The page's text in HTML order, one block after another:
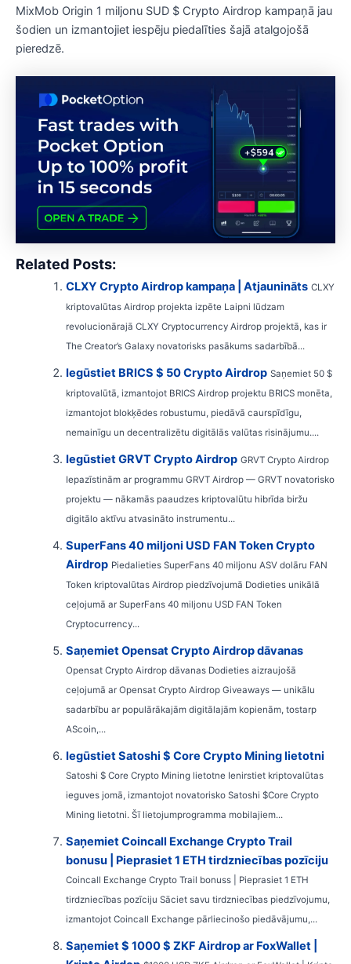
MixMob Origin 1 miljonu SUD $ Crypto Airdrop kampaņā jau
šodien un izmantojiet iespēju piedalīties šajā atalgojošā
pieredzē.
Related Posts:
CLXY Crypto Airdrop kampaņa | Atjaunināts CLXY
kriptovalūtas Airdrop projekta izpēte Laipni lūdzam
revolucionārajā CLXY Cryptocurrency Airdrop projektā, kas ir
The Creator’s Galaxy novatorisks pasākums sadarbībā...
Iegūstiet BRICS $ 50 Crypto Airdrop Saņemiet 50 $
kriptovalūtā, izmantojot BRICS Airdrop projektu BRICS monēta,
izmantojot blokķēdes robustumu, piedāvā caurspīdīgu,
nemainīgu un decentralizētu digitālās valūtas risinājumu....
Iegūstiet GRVT Crypto Airdrop GRVT Crypto Airdrop
Iepazīstinām ar programmu GRVT Airdrop — GRVT novatorisko
projektu — nākamās paaudzes kriptovalūtu hibrīda biržu
digitālo aktīvu atvasināto instrumentu...
SuperFans 40 miljoni USD FAN Token Crypto
Airdrop Piedalieties SuperFans 40 miljonu ASV dolāru FAN
Token kriptovalūtas Airdrop piedzīvojumā Dodieties unikālā
ceļojumā ar SuperFans 40 miljonu USD FAN Token
Cryptocurrency...
Saņemiet Opensat Crypto Airdrop dāvanas
Opensat Crypto Airdrop dāvanas Dodieties aizraujošā
ceļojumā ar Opensat Crypto Airdrop Giveaways — unikālu
sadarbību ar populārākajām digitālajām kopienām, tostarp
AScoin,...
Iegūstiet Satoshi $ Core Crypto Mining lietotni
Satoshi $ Core Crypto Mining lietotne Ienirstiet kriptovalūtas
ieguves jomā, izmantojot novatorisko Satoshi $Core Crypto
Mining lietotni. Šī lietojumprogramma mobilajiem...
Saņemiet Coincall Exchange Crypto Trail
bonusu | Pieprasiet 1 ETH tirdzniecības pozīciju
Coincall Exchange Crypto Trail bonuss | Pieprasiet 1 ETH
tirdzniecības pozīciju Sāciet savu tirdzniecības piedzīvojumu,
izmantojot Coincall Exchange pārliecinošo piedāvājumu,...
Saņemiet $ 1000 $ ZKF Airdrop ar FoxWallet |